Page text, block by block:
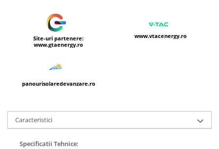
Site-uri partenere:
www.gtaenergy.ro
www.vtacenergy.ro
panourisolaredevanzare.ro
Caracteristici
Specificatii Tehnice: